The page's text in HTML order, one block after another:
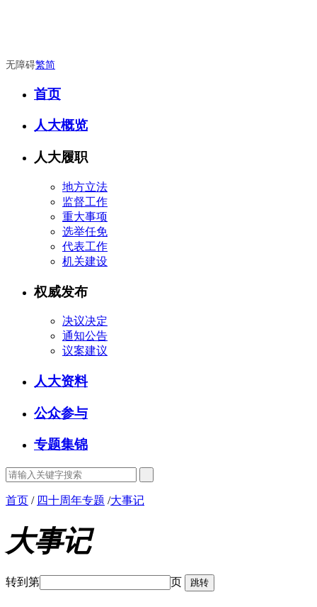
无障碍繁简
首页
人大概览
人大履职
地方立法
监督工作
重大事项
选举任免
代表工作
机关建设
权威发布
决议决定
通知公告
议案建议
人大资料
公众参与
专题集锦
首页 / 四十周年专题 /大事记
大事记
转到第 页